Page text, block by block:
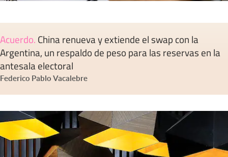
Acuerdo. China renueva y extiende el swap con la
Argentina, un respaldo de peso para las reservas en la
antesala electoral
Federico Pablo Vacalebre